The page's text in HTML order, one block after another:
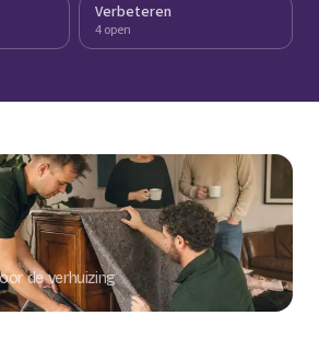
Verbeteren
4 open
de verhuizing